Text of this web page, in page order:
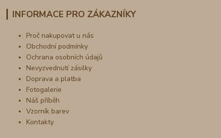
INFORMACE PRO ZÁKAZNÍKY
Proč nakupovat u nás
Obchodní podmínky
Ochrana osobních údajů
Nevyzvednutí zásilky
Doprava a platba
Fotogalerie
Náš příběh
Vzorník barev
Kontakty